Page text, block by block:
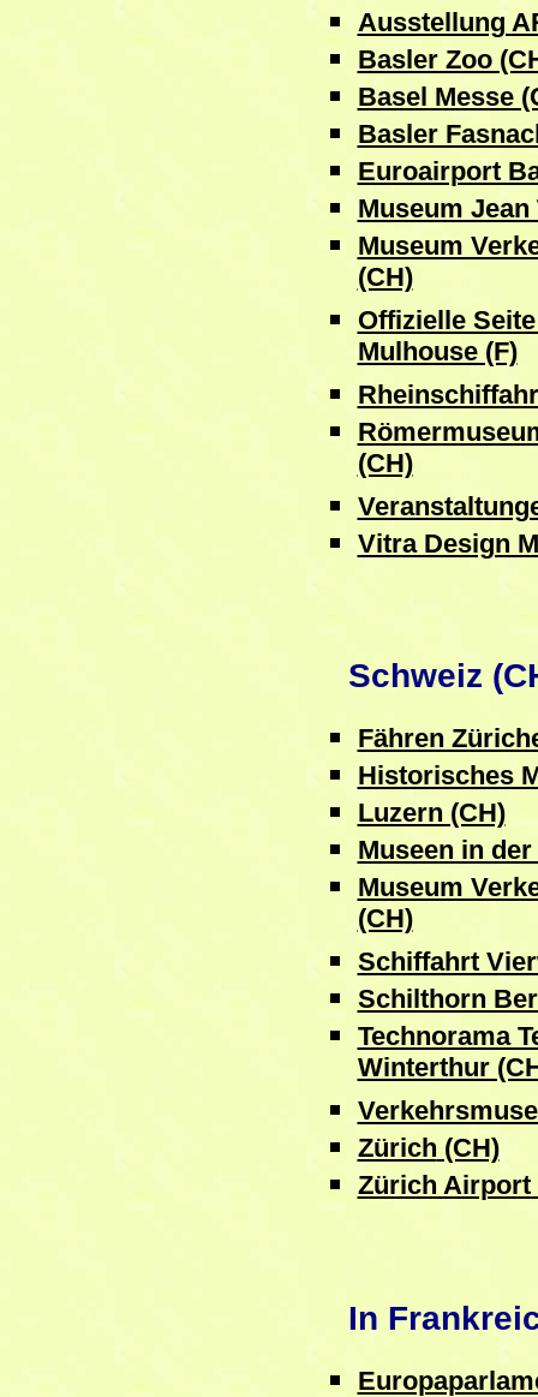
Ausstellung
Basler Zoo
Basel Messe
Basler
Euroairport
Museum
Museum
(CH)
Offizielle
Mulhouse (F)
(CH)
Vitra Design
Schweiz
Fähren
Historisches
Luzern (CH)
Museen in
Museum
(CH)
Schiffahrt
Schilthorn
Technorama
Winterthur
Zürich (CH)
Zürich Airport
In